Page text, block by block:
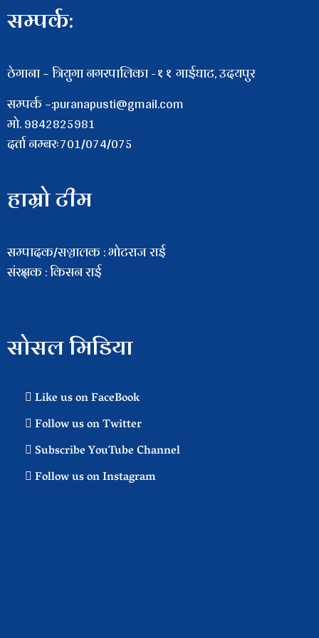
सम्पर्क:
ठेगाना – त्रियुगा नगरपालिका -११ गाईघाट, उदयपुर
सम्पर्क –:puranapusti@gmail.com
माे. 9842825981
दर्ता नम्बरः701/074/075
हाम्रो टीम
सम्पादक/सञ्चालक : भाेटराज राई
संरक्षक : किसन राई
सोसल मिडिया
Like us on FaceBook
Follow us on Twitter
Subscribe YouTube Channel
Follow us on Instagram